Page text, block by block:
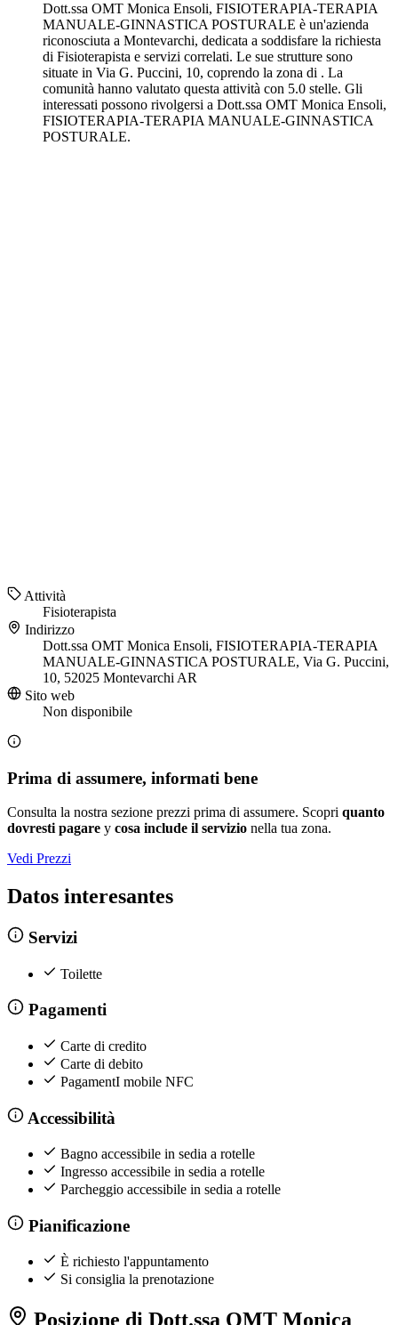
Dott.ssa OMT Monica Ensoli, FISIOTERAPIA-TERAPIA
MANUALE-GINNASTICA POSTURALE è un'azienda
riconosciuta a Montevarchi, dedicata a soddisfare la richiesta
di Fisioterapista e servizi correlati. Le sue strutture sono
situate in Via G. Puccini, 10, coprendo la zona di . La
comunità hanno valutato questa attività con 5.0 stelle. Gli
interessati possono rivolgersi a Dott.ssa OMT Monica Ensoli,
FISIOTERAPIA-TERAPIA MANUALE-GINNASTICA
POSTURALE.
Attività
Fisioterapista
Indirizzo
Dott.ssa OMT Monica Ensoli, FISIOTERAPIA-TERAPIA
MANUALE-GINNASTICA POSTURALE, Via G. Puccini,
10, 52025 Montevarchi AR
Sito web
Non disponibile
Prima di assumere, informati bene
Consulta la nostra sezione prezzi prima di assumere. Scopri quanto
dovresti pagare y cosa include il servizio nella tua zona.
Vedi Prezzi
Datos interesantes
Servizi
Toilette
Pagamenti
Carte di credito
Carte di debito
PagamentI mobile NFC
Accessibilità
Bagno accessibile in sedia a rotelle
Ingresso accessibile in sedia a rotelle
Parcheggio accessibile in sedia a rotelle
Pianificazione
È richiesto l'appuntamento
Si consiglia la prenotazione
Posizione di Dott.ssa OMT Monica